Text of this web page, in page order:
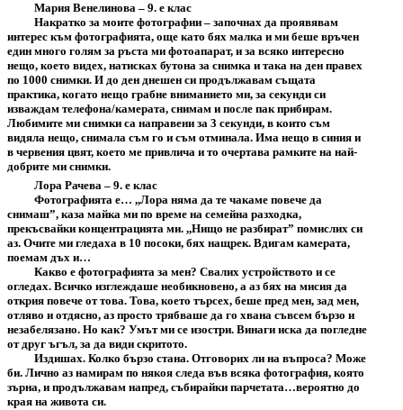
Мария Венелинова – 9. е клас
Накратко за моите фотографии – започнах да проявявам
интерес към фотографията, още като бях малка и ми беше връчен
един много голям за ръста ми фотоапарат, и за всяко интересно
нещо, което видех, натисках бутона за снимка и така на ден правех
по 1000 снимки. И до ден днешен си продължавам същата
практика, когато нещо грабне вниманието ми, за секунди си
изваждам телефона/камерата, снимам и после пак прибирам.
Любимите ми снимки са направени за 3 секунди, в които съм
видяла нещо, снимала съм го и съм отминала. Има нещо в синия и
в червения цвят, което ме привлича и то очертава рамките на най-
добрите ми снимки.
Лора Рачева – 9. е клас
Фотографията е… ,,Лора няма да те чакаме повече да
снимаш”, каза майка ми по време на семейна разходка,
прекъсвайки концентрацията ми. ,,Нищо не разбират” помислих си
аз. Очите ми гледаха в 10 посоки, бях нащрек. Вдигам камерата,
поемам дъх и…
Какво е фотографията за мен? Свалих устройството и се
огледах. Всичко изглеждаше необикновено, а аз бях на мисия да
открия повече от това. Това, което търсех, беше пред мен, зад мен,
отляво и отдясно, аз просто трябваше да го хвана съвсем бързо и
незабелязано. Но как? Умът ми се изостри. Винаги иска да погледне
от друг ъгъл, за да види скритото.
Издишах. Колко бързо стана. Отговорих ли на въпроса? Може
би. Лично аз намирам по някоя следа във всяка фотография, която
зърна, и продължавам напред, събирайки парчетата…вероятно до
края на живота си.